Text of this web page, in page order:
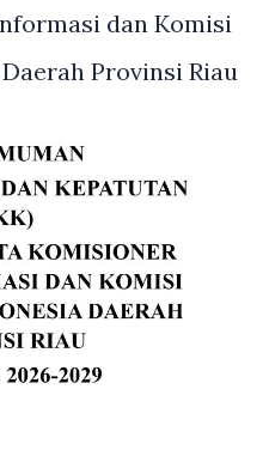
dan Komisi
Provinsi Riau